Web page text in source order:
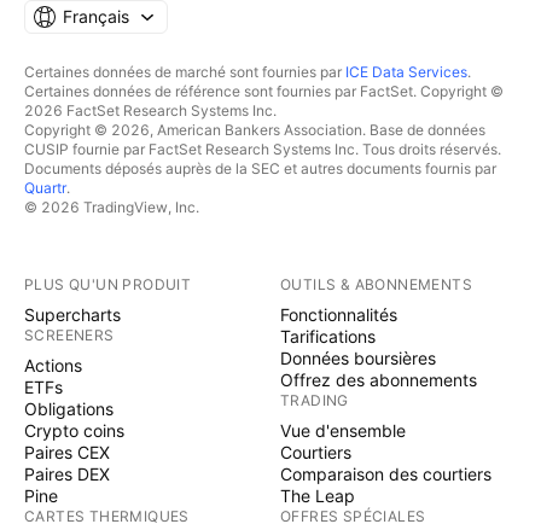
Français
Certaines données de marché sont fournies par ICE Data Services.
Certaines données de référence sont fournies par FactSet. Copyright ©
2026 FactSet Research Systems Inc.
Copyright © 2026, American Bankers Association. Base de données
CUSIP fournie par FactSet Research Systems Inc. Tous droits réservés.
Documents déposés auprès de la SEC et autres documents fournis par
Quartr.
© 2026 TradingView, Inc.
PLUS QU'UN PRODUIT
Supercharts
SCREENERS
Actions
ETFs
Obligations
Crypto coins
Paires CEX
Paires DEX
Pine
CARTES THERMIQUES
OUTILS & ABONNEMENTS
Fonctionnalités
Tarifications
Données boursières
Offrez des abonnements
TRADING
Vue d'ensemble
Courtiers
Comparaison des courtiers
The Leap
OFFRES SPÉCIALES